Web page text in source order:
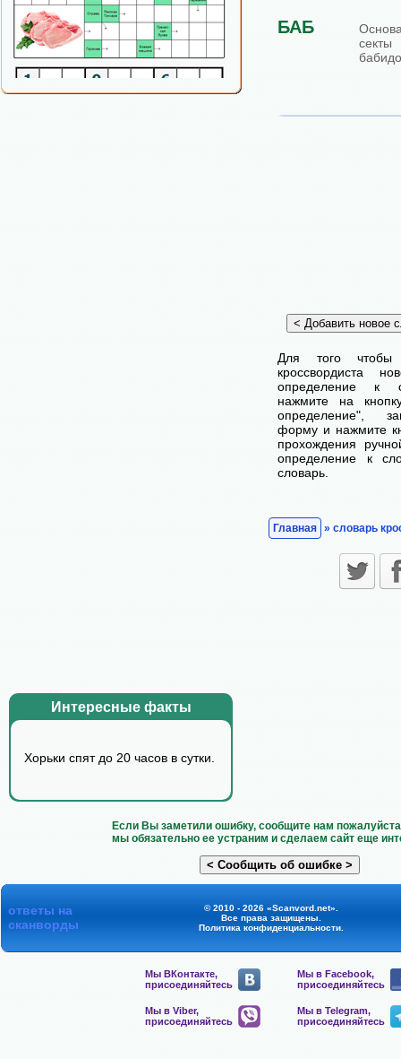
Интересные факты
Хорьки спят до 20 часов в сутки.
БАБ
секты
Для того чтобы
кроссвордиста
определение к
нажмите на
определение",
форму и нажмите
прохождения
определение к
словарь.
Главная » словарь
Если Вы заметили ошибку, сообщите нам
мы обязательно ее устраним и сделаем сайт еще
ответы на
сканворды
© 2010 - 2026 «Scanvord.net».
Все права защищены.
Политика конфиденциальности.
Мы ВКонтакте,
присоединяйтесь
Мы в Facebook,
присоединяйтесь
Мы в Viber,
присоединяйтесь
Мы в Telegram,
присоединяйтесь